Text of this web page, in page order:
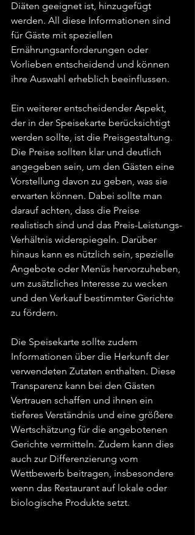
Diäten geeignet ist, hinzugefügt
werden. All diese Informationen sind
für Gäste mit speziellen
Ernährungsanforderungen oder
Vorlieben entscheidend und können
ihre Auswahl erheblich beeinflussen.
Ein weiterer entscheidender Aspekt,
der in der Speisekarte berücksichtigt
werden sollte, ist die Preisgestaltung.
Die Preise sollten klar und deutlich
angegeben sein, um den Gästen eine
Vorstellung davon zu geben, was sie
erwarten können. Dabei sollte man
darauf achten, dass die Preise
realistisch sind und das Preis-Leistungs-
Verhältnis widerspiegeln. Darüber
hinaus kann es nützlich sein, spezielle
Angebote oder Menüs hervorzuheben,
um zusätzliches Interesse zu wecken
und den Verkauf bestimmter Gerichte
zu fördern.
Die Speisekarte sollte zudem
Informationen über die Herkunft der
verwendeten Zutaten enthalten. Diese
Transparenz kann bei den Gästen
Vertrauen schaffen und ihnen ein
tieferes Verständnis und eine größere
Wertschätzung für die angebotenen
Gerichte vermitteln. Zudem kann dies
auch zur Differenzierung vom
Wettbewerb beitragen, insbesondere
wenn das Restaurant auf lokale oder
biologische Produkte setzt.